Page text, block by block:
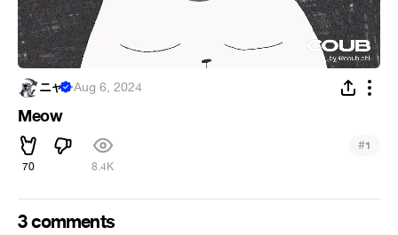
ニャ ·Aug 6, 2024
Meow
70 8.4K
#1
3 comments